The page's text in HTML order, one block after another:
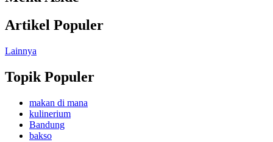
Artikel Populer
Lainnya
Topik Populer
makan di mana
kulinerium
Bandung
bakso